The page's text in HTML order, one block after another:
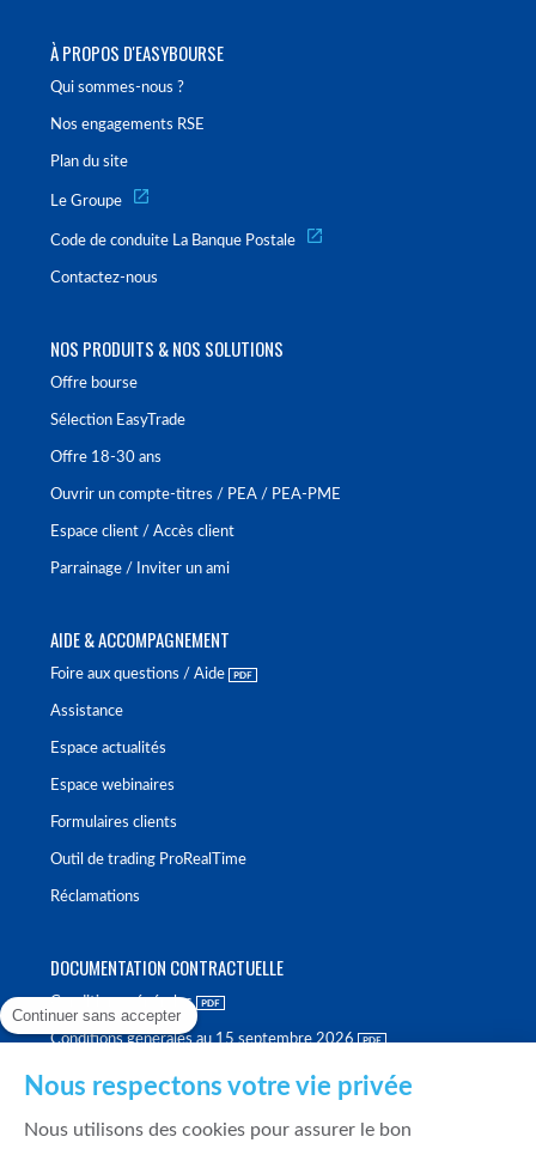
À PROPOS D'EASYBOURSE
Qui sommes-nous ?
Nos engagements RSE
Plan du site
Le Groupe
Code de conduite La Banque Postale
Contactez-nous
NOS PRODUITS & NOS SOLUTIONS
Offre bourse
Sélection EasyTrade
Offre 18-30 ans
Ouvrir un compte-titres / PEA / PEA-PME
Espace client / Accès client
Parrainage / Inviter un ami
AIDE & ACCOMPAGNEMENT
Foire aux questions / Aide
Assistance
Espace actualités
Espace webinaires
Formulaires clients
Outil de trading ProRealTime
Réclamations
DOCUMENTATION CONTRACTUELLE
Conditions générales
Conditions générales au 15 septembre 2026
Continuer sans accepter
Nous respectons votre vie privée
Nous utilisons des cookies pour assurer le bon